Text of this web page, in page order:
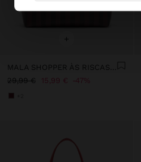
+
29,99 €
15,99 € 47%